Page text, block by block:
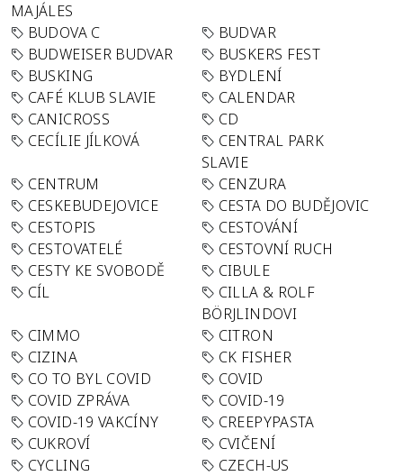
MAJÁLES
BUDOVA C
BUDVAR
BUDWEISER BUDVAR
BUSKERS FEST
BUSKING
BYDLENÍ
CAFÉ KLUB SLAVIE
CALENDAR
CANICROSS
CD
CECÍLIE JÍLKOVÁ
CENTRAL PARK
SLAVIE
CENTRUM
CENZURA
CESKEBUDEJOVICE
CESTA DO BUDĚJOVIC
CESTOPIS
CESTOVÁNÍ
CESTOVATELÉ
CESTOVNÍ RUCH
CESTY KE SVOBODĚ
CIBULE
CÍL
CILLA & ROLF
BÖRJLINDOVI
CIMMO
CITRON
CIZINA
CK FISHER
CO TO BYL COVID
COVID
COVID ZPRÁVA
COVID-19
COVID-19 VAKCÍNY
CREEPYPASTA
CUKROVÍ
CVIČENÍ
CYCLING
CZECH-US